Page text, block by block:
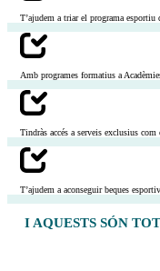
T’ajudem a triar el programa
Amb programes formatius a
Tindràs accés a serveis exclusius
T’ajudem a aconseguir beques
I AQUESTS SÓN